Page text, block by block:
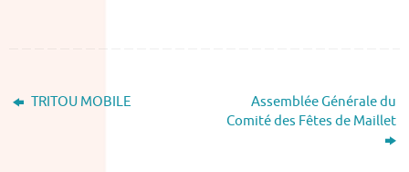
TRITOU MOBILE
Assemblée Générale du
Comité des Fêtes de Maillet